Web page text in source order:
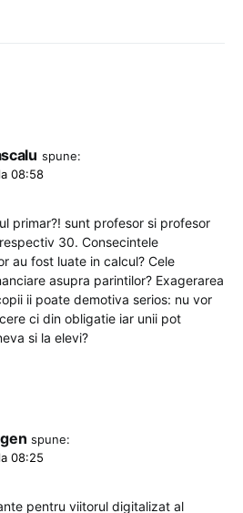
spune:
08:58
primar?! sunt profesor si profesor
30. Consecintele
au fost luate in calcul? Cele
asupra parintilor? Exagerarea
ii poate demotiva serios: nu vor
ci din obligatie iar unii pot
si la elevi?
spune:
08:25
pentru viitorul digitalizat al